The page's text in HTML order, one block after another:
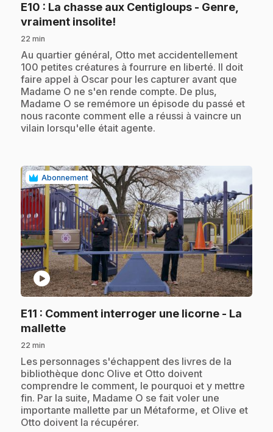
E10 : La chasse aux Centigloups - Genre,
vraiment insolite!
22 min
.Au quartier général, Otto met accidentellement
100 petites créatures à fourrure en liberté. Il doit
faire appel à Oscar pour les capturer avant que
Madame O ne s'en rende compte. De plus,
Madame O se remémore un épisode du passé et
nous raconte comment elle a réussi à vaincre un
vilain lorsqu'elle était agente.
Abonnement
play_circle
E11 : Comment interroger une licorne - La
mallette.
22 min
.Les personnages s'échappent des livres de la
bibliothèque donc Olive et Otto doivent
comprendre le comment, le pourquoi et y mettre
fin. Par la suite, Madame O se fait voler une
importante mallette par un Métaforme, et Olive et
Otto doivent la récupérer.